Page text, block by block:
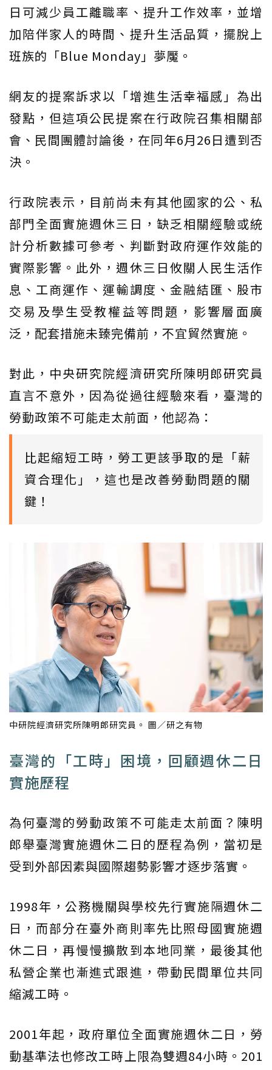
日可減少員工離職率、提升工作效率，並增
加陪伴家人的時間、提升生活品質，擺脫上
班族的「Blue Monday」夢魘。
網友的提案訴求以「增進生活幸福感」為出
發點，但這項公民提案在行政院召集相關部
會、民間團體討論後，在同年6月26日遭到否
決。
行政院表示，目前尚未有其他國家的公、私
部門全面實施週休三日，缺乏相關經驗或統
計分析數據可參考、判斷對政府運作效能的
實際影響。此外，週休三日攸關人民生活作
息、工商運作、運輸調度、金融結匯、股市
交易及學生受教權益等問題，影響層面廣
泛，配套措施未臻完備前，不宜貿然實施。
對此，中央研究院經濟研究所陳明郎研究員
直言不意外，因為從過往經驗來看，臺灣的
勞動政策不可能走太前面，他認為：
比起縮短工時，勞工更該爭取的是「薪
資合理化」，這也是改善勞動問題的關
鍵！
中研院經濟研究所陳明郎研究員。 圖／研之有物
臺灣的「工時」困境，回顧週休二日
實施歷程
為何臺灣的勞動政策不可能走太前面？陳明
郎舉臺灣實施週休二日的歷程為例，當初是
受到外部因素與國際趨勢影響才逐步落實。
1998年，公務機關與學校先行實施隔週休二
日，而部分在臺外商則率先比照母國實施週
休二日，再慢慢擴散到本地同業，最後其他
私營企業也漸進式跟進，帶動民間單位共同
縮減工時。
2001年起，政府單位全面實施週休二日，勞
動基準法也修改工時上限為雙週84小時。201